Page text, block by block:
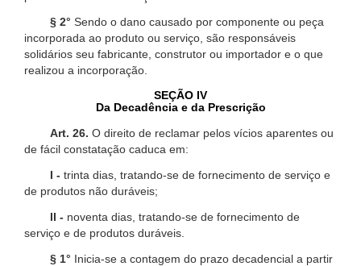
§ 2° Sendo o dano causado por componente ou peça
incorporada ao produto ou serviço, são responsáveis
solidários seu fabricante, construtor ou importador e o que
realizou a incorporação.
SEÇÃO IV
Da Decadência e da Prescrição
Art. 26. O direito de reclamar pelos vícios aparentes ou
de fácil constatação caduca em:
I - trinta dias, tratando-se de fornecimento de serviço e
de produtos não duráveis;
II - noventa dias, tratando-se de fornecimento de
serviço e de produtos duráveis.
§ 1° Inicia-se a contagem do prazo decadencial a partir